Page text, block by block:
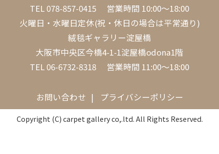
TEL 078-857-0415 営業時間 10:00～18:00
火曜日・水曜日定休(祝・休日の場合は平常通り)
絨毯ギャラリー淀屋橋
大阪市中央区今橋4-1-1淀屋橋odona1階
TEL 06-6732-8318 営業時間 11:00～18:00
お問い合わせ プライバシーポリシー
Copyright (C) carpet gallery co,.ltd. All Rights Reserved.